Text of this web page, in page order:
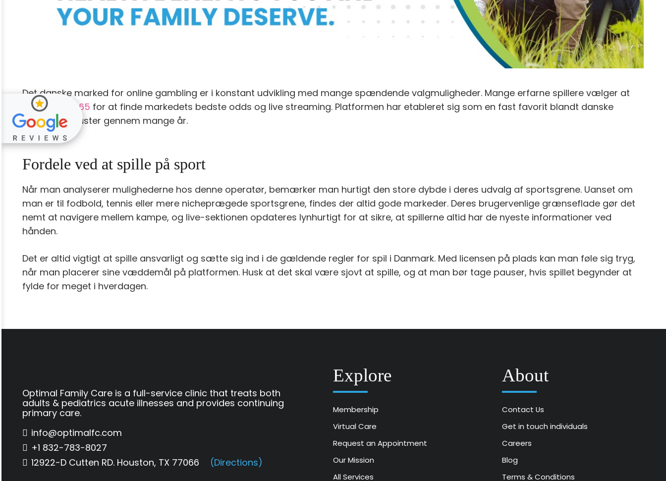
Det danske marked for online gambling er i konstant udvikling med mange spændende valgmuligheder. Mange erfarne spillere vælger at
besøge
bet365 for at finde markedets bedste odds og live streaming. Platformen har etableret sig som en fast favorit blandt danske
sportsentusiaster gennem mange år.
Fordele ved at spille på sport
Når man analyserer mulighederne hos denne operatør, bemærker man hurtigt den store dybde i deres udvalg af sportsgrene. Uanset om
man er til fodbold, tennis eller mere nicheprægede sportsgrene, findes der altid gode markeder. Deres brugervenlige grænseflade gør det
nemt at navigere mellem kampe, og live-sektionen opdateres lynhurtigt for at sikre, at spillerne altid har de nyeste informationer ved
hånden.
Det er altid vigtigt at spille ansvarligt og sætte sig ind i de gældende regler for spil i Danmark. Med licensen på plads kan man føle sig tryg,
når man placerer sine væddemål på platformen. Husk at det skal være sjovt at spille, og at man bør tage pauser, hvis spillet begynder at
fylde for meget i hverdagen.
Optimal Family Care is a full-service clinic that treats both
adults & pediatrics acute illnesses and provides continuing
primary care.
info@optimalfc.com
+1 832-783-8027
12922-D Cutten RD. Houston, TX 77066
(Directions)
Explore
Membership
Virtual Care
Request an Appointment
Our Mission
All Services
About
Contact Us
Get in touch individuals
Careers
Blog
Terms & Conditions